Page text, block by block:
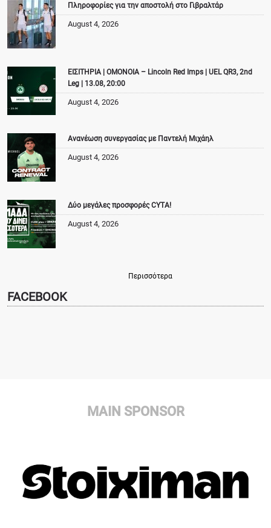
Πληροφορίες για την αποστολή στο Γιβραλτάρ
August 4, 2026
ΕΙΣΙΤΗΡΙΑ | ΟΜΟΝΟΙΑ – Lincoln Red Imps | UEL QR3, 2nd
Leg | 13.08, 20:00
August 4, 2026
Ανανέωση συνεργασίας με Παντελή Μιχάηλ
August 4, 2026
Δύο μεγάλες προσφορές CYTA!
August 4, 2026
Περισσότερα
FACEBOOK
MAIN SPONSOR